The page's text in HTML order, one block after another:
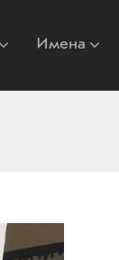
Имена